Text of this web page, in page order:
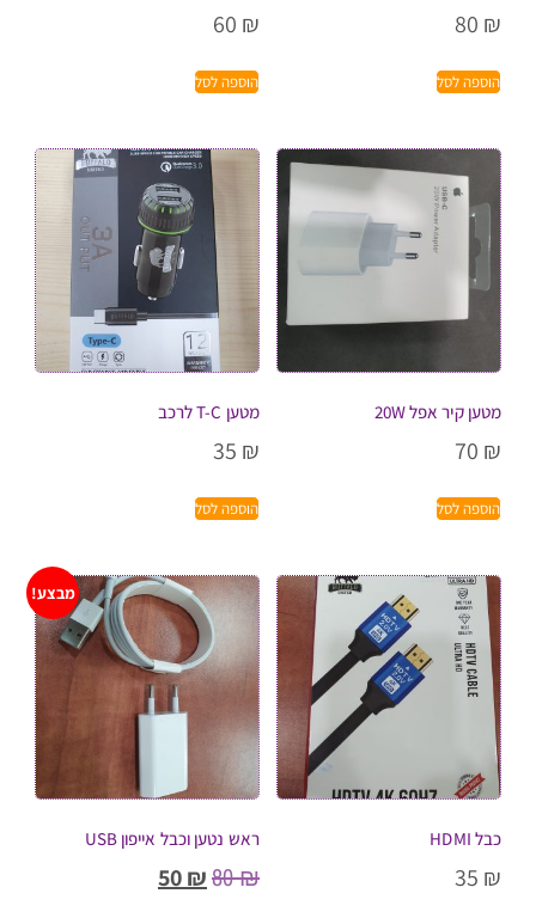
80 ₪
הוספה לסל
60 ₪
הוספה לסל
מטען קיר אפל 20W
70 ₪
הוספה לסל
מטען T-C לרכב
35 ₪
הוספה לסל
כבל HDMI
35 ₪
מבצע!
ראש נטען וכבל אייפון USB
80₪
50₪